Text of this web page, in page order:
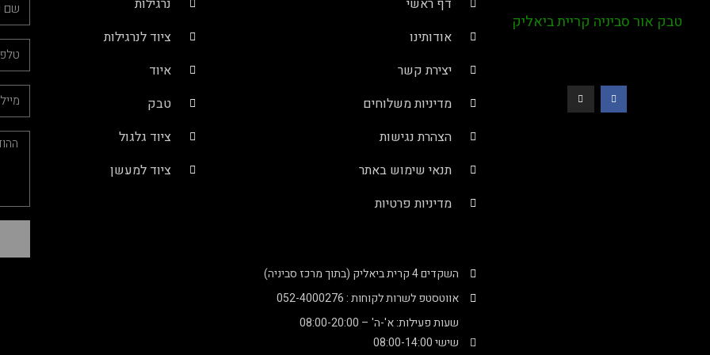
טבק אור סביניה קריית ביאליק
דף ראשי
אודותינו
יצירת קשר
מדיניות משלוחים
הצהרת נגישות
תנאי שימוש באתר
מדיניות פרטיות
השקדים 4 קרית ביאליק (בתוך מרכז סביניה)
אווטסטפ לשרות לקוחות : 052-4000276
שעות פעילות: א'-ה' – 08:00-20:00
שישי 08:00-14:00
נרגילות
ציוד לנרגילות
איוד
טבק
ציוד גלגול
ציוד למעשן